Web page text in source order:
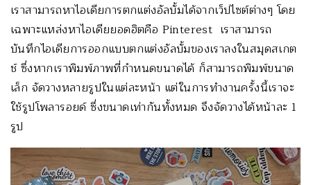
เราสามารถหาไอเดียการตกแต่งอัลบั้มได้จากเว็ปไซต์ต่างๆ โดย
เฉพาะแหล่งหาไอเดียยอดฮิตคือ Pinterest เราสามารถ
บันทึกไอเดียการออกแบบตกแต่งอัลบั้มของเราลงในสมุดสเกต
ช์ ซึ่งหากเราพิมพ์ภาพที่กำหนดขนาดได้ ก็สามารถพิมพ์ขนาด
เล็ก จัดวางหลายรูปในแต่ละหน้า แต่ในการทำงานครั้งนี้เราจะ
ใช้รูปโพลารอยด์ ซึ่งขนาดเท่ากันทั้งหมด จึงจัดวางได้หน้าละ 1
รูป